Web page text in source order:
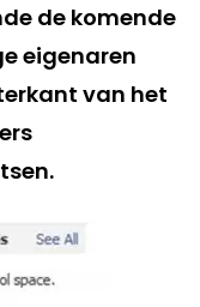
de komende
eigenaren
van het